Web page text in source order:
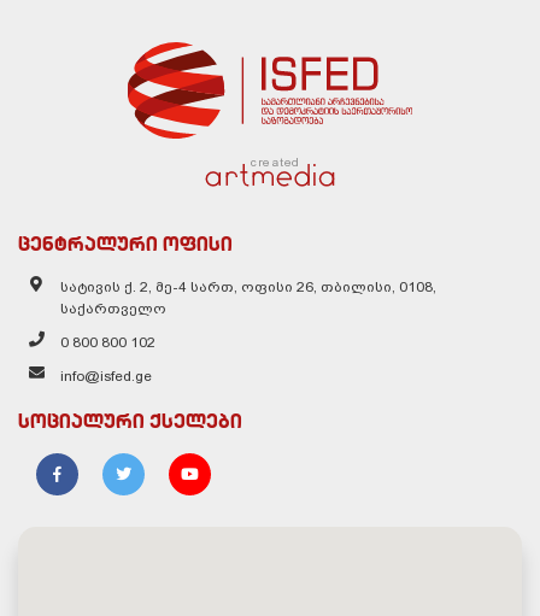
created
ცენტრალური ოფისი
სატივის ქ. 2, მე-4 სართ, ოფისი 26, თბილისი, 0108,
საქართველო
0 800 800 102
info@isfed.ge
სოციალური ქსელები